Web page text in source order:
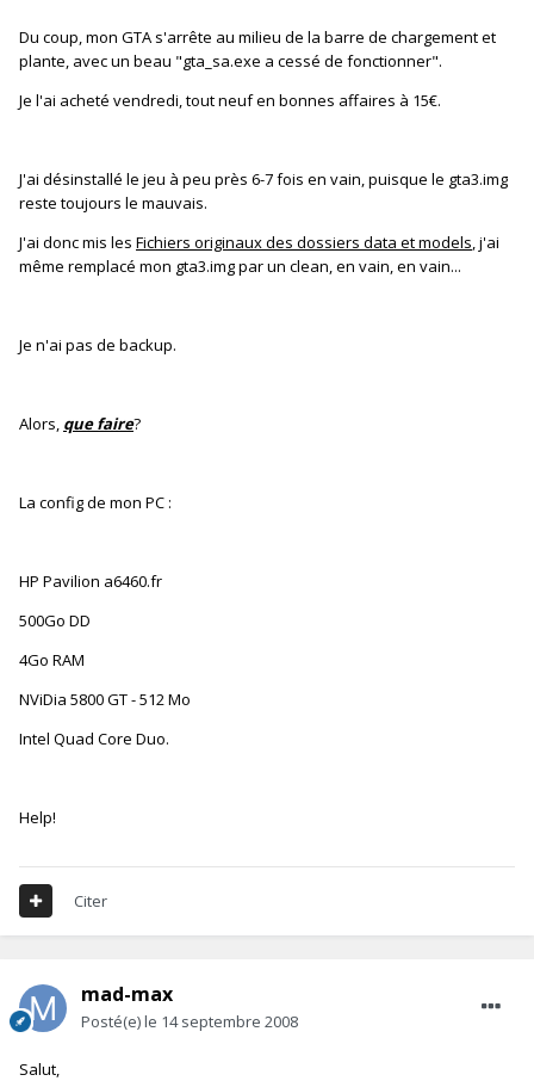
Du coup, mon GTA s'arrête au milieu de la barre de chargement et
plante, avec un beau "gta_sa.exe a cessé de fonctionner".
Je l'ai acheté vendredi, tout neuf en bonnes affaires à 15€.
J'ai désinstallé le jeu à peu près 6-7 fois en vain, puisque le gta3.img
reste toujours le mauvais.
J'ai donc mis les Fichiers originaux des dossiers data et models, j'ai
même remplacé mon gta3.img par un clean, en vain, en vain...
Je n'ai pas de backup.
Alors, que faire?
La config de mon PC :
HP Pavilion a6460.fr
500Go DD
4Go RAM
NViDia 5800 GT - 512 Mo
Intel Quad Core Duo.
Help!
Citer
mad-max
Posté(e)le 14 septembre 2008
Salut,